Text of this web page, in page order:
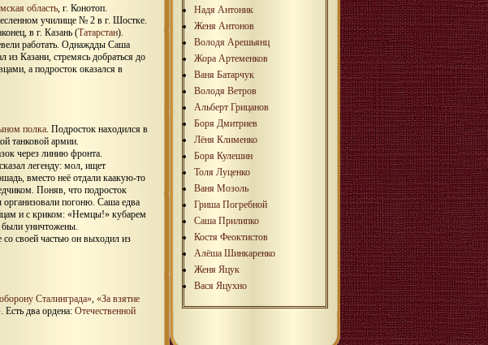
Надя Антоник
Женя Антонов
Володя Арешьянц
Жора Артеменков
Ваня Батарчук
Володя Ветров
Альберт Грицанов
Боря Дмитриев
Лёня Клименко
Боря Кулешин
Толя Луценко
Ваня Мозоль
Гриша Погребной
Саша Прилипко
Костя Феоктистов
Алёша Шинкаренко
Женя Яцук
Вася Яцухно
область, г. Конотоп.
училище № 2 в г. Шостке.
в г. Казань (Татарстан).
работать. Однаждды Саша
Казани, стремясь добраться до
а подросток оказался в
полка. Подросток находился в
танковой армии.
через линию фронта.
легенду: мол, ищет
вместо неё отдали каакую-то
Поняв, что подросток
организовали погоню. Саша едва
и с криком: «Немцы!» кубарем
были уничтожены.
со своей частью он выходил из
Сталинграда», «За взятие
. Есть два ордена: Отечественной